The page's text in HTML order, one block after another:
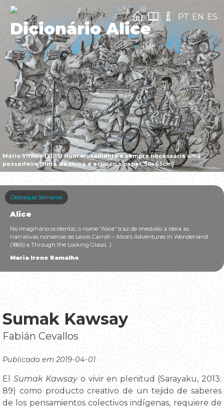
Mário Vitória (2015) Num cruzamento é sempre necessária uma
passadeira [tinta da china e acrílico s/papel, 50x65cm]
Dicionário Alice
PT EN ES
Destaque Semanal
Alice
No imaginário ocidental, o nome “Alice” traz de imediato à ideia as
narrativas nonsense de Lewis Carroll – Alice’s Adventures in Wonderland
(1865) e Through the Looking Glass(...)
Maria Irene Ramalho
Sumak Kawsay
Fabián Cevallos
Publicado em 2019-04-01
El Sumak Kawsay o vivir en plenitud (Sarayaku, 2013:
89) como producto creativo de un tejido de saberes
de los pensamientos colectivos indígenas, requiere de